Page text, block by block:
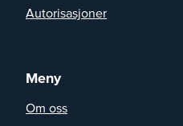
Autorisasjoner
Meny
Om oss